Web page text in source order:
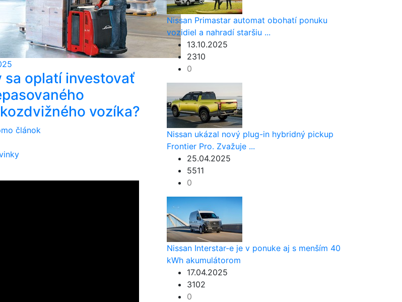
sa oplatí investovať
vozíka?
článok
Nissan Primastar automat obohatí ponuku
vozidiel a nahradí staršiu ...
13.10.2025
2310
0
Nissan ukázal nový plug-in hybridný pickup
Frontier Pro. Zvažuje ...
25.04.2025
5511
0
Nissan Interstar-e je v ponuke aj s menším 40
kWh akumulátorom
17.04.2025
3102
0